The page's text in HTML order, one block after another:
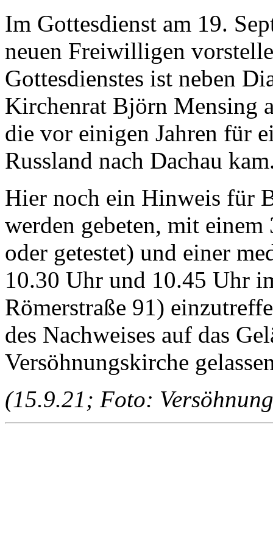
Im Gottesdienst am 19.
neuen Freiwilligen
Gottesdienstes ist neben
Kirchenrat Björn Mensing
die vor einigen Jahren für
Russland nach Dachau
Hier noch ein Hinweis für
werden gebeten, mit
oder getestet) und einer
10.30 Uhr und 10.45 Uhr
Römerstraße 91)
des Nachweises auf das
Versöhnungskirche
(15.9.21; Foto: